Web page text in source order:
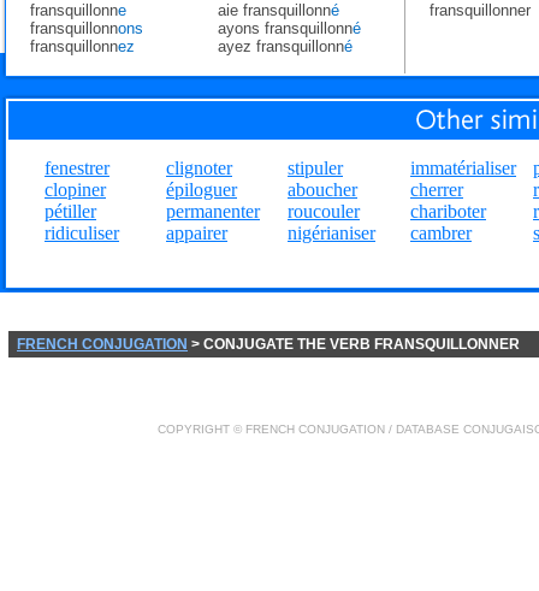
fransquillonne
fransquillonnons
fransquillonnez
aie fransquillonné
ayons fransquillonné
ayez fransquillonné
fransquillonner
fenestrer
clopiner
pétiller
ridiculiser
clignoter
épiloguer
permanenter
appairer
stipuler
aboucher
roucouler
nigérianiser
immatérialiser
cherrer
chariboter
cambrer
FRENCH CONJUGATION > CONJUGATE THE VERB FRANSQUILLONNER
COPYRIGHT © FRENCH CONJUGATION / DATABASE